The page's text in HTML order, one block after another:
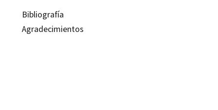
Bibliografía
Agradecimientos